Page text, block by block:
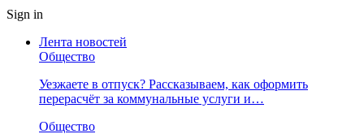
Sign in
Лента новостей
Общество
Уезжаете в отпуск? Рассказываем, как оформить
перерасчёт за коммунальные услуги и…
Общество